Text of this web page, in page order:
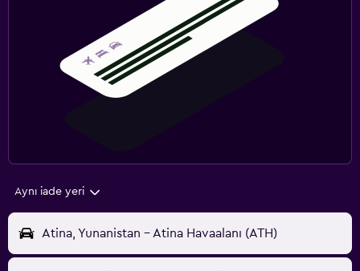
Aynı iade yeri
Atina, Yunanistan - Atina Havaalanı (ATH)